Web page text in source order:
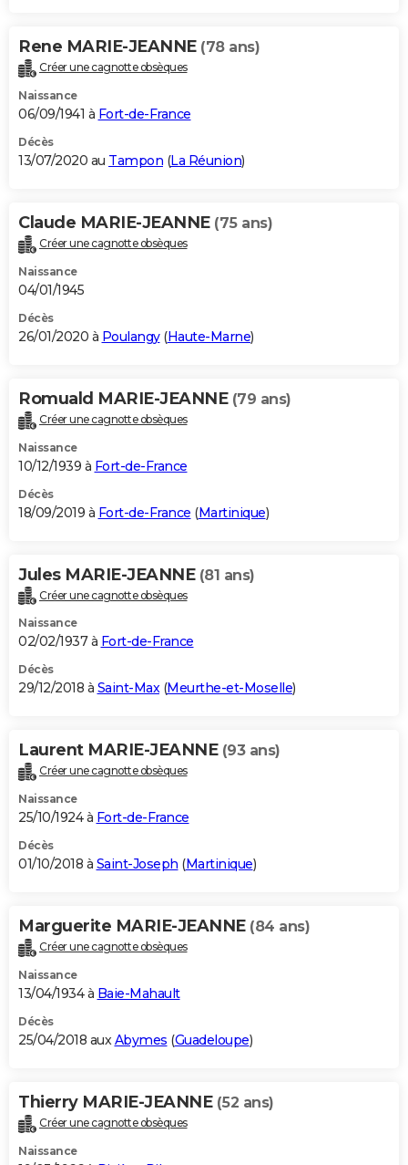
Rene MARIE-JEANNE (78 ans)
Créer une cagnotte obsèques
Naissance
06/09/1941 à Fort-de-France
Décès
13/07/2020 au Tampon (La Réunion)
Claude MARIE-JEANNE (75 ans)
Créer une cagnotte obsèques
Naissance
04/01/1945
Décès
26/01/2020 à Poulangy(Haute-Marne)
Romuald MARIE-JEANNE (79 ans)
Créer une cagnotte obsèques
Naissance
10/12/1939 à Fort-de-France
Décès
18/09/2019 à Fort-de-France (Martinique)
Jules MARIE-JEANNE (81 ans)
Créer une cagnotte obsèques
Naissance
02/02/1937 à Fort-de-France
Décès
29/12/2018 à Saint-Max(Meurthe-et-Moselle)
Laurent MARIE-JEANNE (93 ans)
Créer une cagnotte obsèques
Naissance
25/10/1924 à Fort-de-France
Décès
01/10/2018 à Saint-Joseph (Martinique)
Marguerite MARIE-JEANNE (84 ans)
Créer une cagnotte obsèques
Naissance
13/04/1934 à Baie-Mahault
Décès
25/04/2018 auxAbymes (Guadeloupe)
Thierry MARIE-JEANNE (52 ans)
Créer une cagnotte obsèques
Naissance